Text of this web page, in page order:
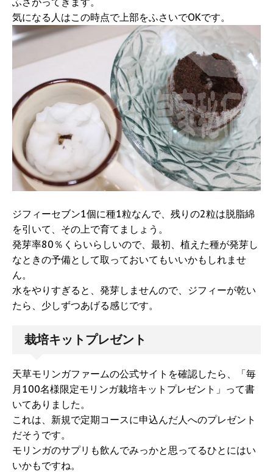
気になる人はこの時点で上部をふさいでOKです。
ジフィーセブン1個に種1粒なんで、残りの2粒は脱脂綿
を引いて、その上で育てましょう。
発芽率80％くらいらしいので、最初、植えた種が発芽し
なときの予備として取っておいてもいいかもしれませ
ん。
水をやりすぎると、発芽しませんので、ジフィーが乾い
たら、少しずつあげる感じです。
栽培キットプレゼント
天草モリンガファームの公式サイトを確認したら、「毎
月100名様限定モリンガ栽培キットプレゼント」って書
いてありました。
これは、新規で定期コースに申込んだ人へのプレゼント
だそうです。
モリンガのサプリも飲んでみっかと思ってるひとにはい
いかもですね。